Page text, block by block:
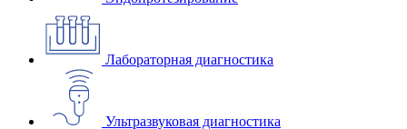
Лабораторная диагностика
Ультразвуковая диагностика